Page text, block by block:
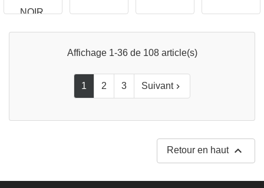
NOIR
Affichage 1-36 de 108 article(s)
1 2 3 Suivant
Retour en haut 